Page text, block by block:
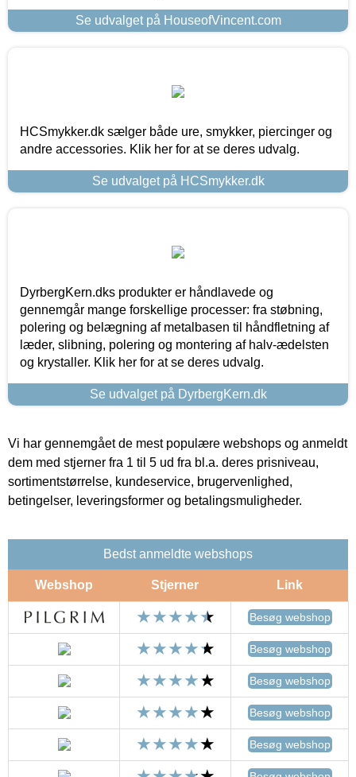
Se udvalget på HouseofVincent.com
HCSmykker.dk sælger både ure, smykker, piercinger og
andre accessories. Klik her for at se deres udvalg.
Se udvalget på HCSmykker.dk
DyrbergKern.dks produkter er håndlavede og
gennemgår mange forskellige processer: fra støbning,
polering og belægning af metalbasen til håndfletning af
læder, slibning, polering og montering af halv-ædelsten
og krystaller. Klik her for at se deres udvalg.
Se udvalget på DyrbergKern.dk
Vi har gennemgået de mest populære webshops og anmeldt
dem med stjerner fra 1 til 5 ud fra bl.a. deres prisniveau,
sortimentstørrelse, kundeservice, brugervenlighed,
betingelser, leveringsformer og betalingsmuligheder.
Bedst anmeldte webshops
Webshop Stjerner Link
Besøg webshop
Besøg webshop
Besøg webshop
Besøg webshop
Besøg webshop